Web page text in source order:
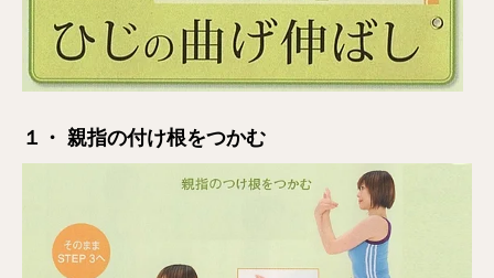
１・ 親指の付け根をつかむ